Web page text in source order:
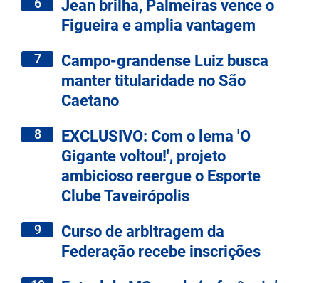
6
Jean brilha, Palmeiras vence o
Figueira e amplia vantagem
7
Campo-grandense Luiz busca
manter titularidade no São
Caetano
8
EXCLUSIVO: Com o lema 'O
Gigante voltou!', projeto
ambicioso reergue o Esporte
Clube Taveirópolis
9
Curso de arbitragem da
Federação recebe inscrições